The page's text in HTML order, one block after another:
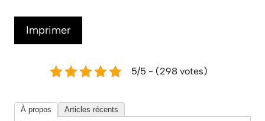
Imprimer
5/5 - (298 votes)
À propos Articles récents